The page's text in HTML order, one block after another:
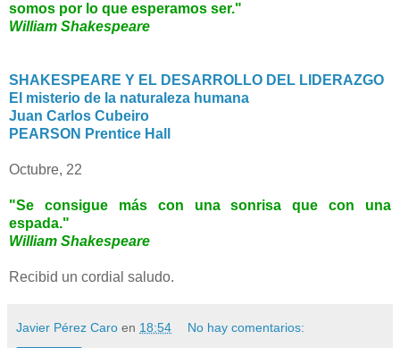
somos por lo que esperamos ser."
William Shakespeare
SHAKESPEARE Y EL DESARROLLO DEL LIDERAZGO
El misterio de la naturaleza humana
Juan Carlos Cubeiro
PEARSON Prentice Hall
Octubre, 22
"Se consigue más con una sonrisa que con una
espada."
William Shakespeare
Recibid un cordial saludo.
Javier Pérez Caro en 18:54 No hay comentarios: